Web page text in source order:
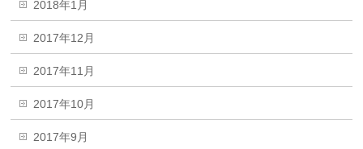
2018年1月
2017年12月
2017年11月
2017年10月
2017年9月